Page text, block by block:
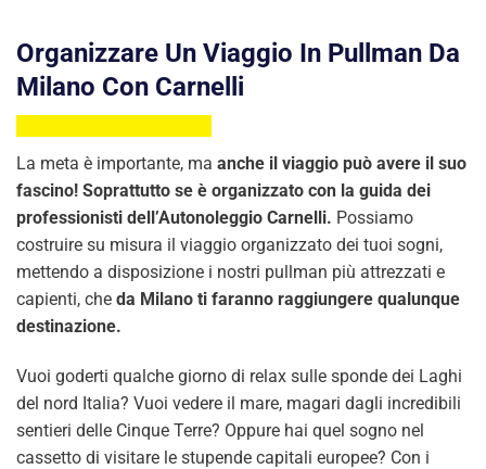
Organizzare Un Viaggio In Pullman Da
Milano Con Carnelli
La meta è importante, ma anche il viaggio può avere il suo
fascino! Soprattutto se è organizzato con la guida dei
professionisti dell’Autonoleggio Carnelli. Possiamo
costruire su misura il viaggio organizzato dei tuoi sogni,
mettendo a disposizione i nostri pullman più attrezzati e
capienti, che da Milano ti faranno raggiungere qualunque
destinazione.
Vuoi goderti qualche giorno di relax sulle sponde dei Laghi
del nord Italia? Vuoi vedere il mare, magari dagli incredibili
sentieri delle Cinque Terre? Oppure hai quel sogno nel
cassetto di visitare le stupende capitali europee? Con i